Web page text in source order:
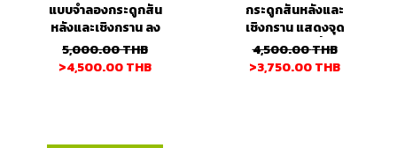
แบบจำลองกระดูกสัน
หลังและเชิงกราน ลง
สีแยกส่วน
5,000.00THB
>4,500.00THB
กระดูกสันหลังและ
เชิงกราน แสดงจุด
เกาะกล้ามเนื้อ
4,500.00THB
>3,750.00THB